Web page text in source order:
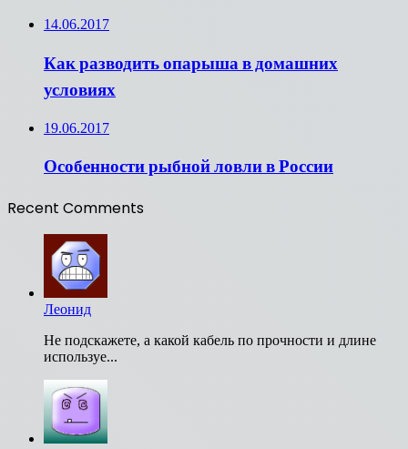
14.06.2017
Как разводить опарыша в домашних
условиях
19.06.2017
Особенности рыбной ловли в России
Recent Comments
Леонид
Не подскажете, а какой кабель по прочности и длине
используе...